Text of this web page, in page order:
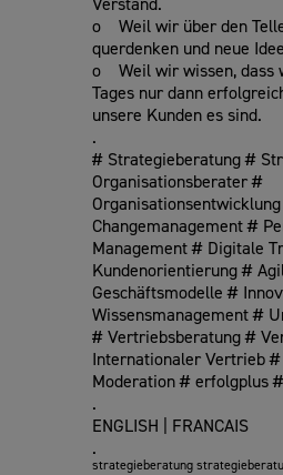
o Weil wir über den
querdenken und neue
o Weil wir wissen, dass
Tages nur dann
unsere Kunden es sind.
.
# Strategieberatung #
Organisationsberater #
Changemanagement #
Management # Digitale
Kundenorientierung #
Geschäftsmodelle #
Wissensmanagement #
# Vertriebsberatung #
Internationaler Vertrieb
Moderation # erfolgplus
.
ENGLISH | FRANCAIS
.
strategieberatung